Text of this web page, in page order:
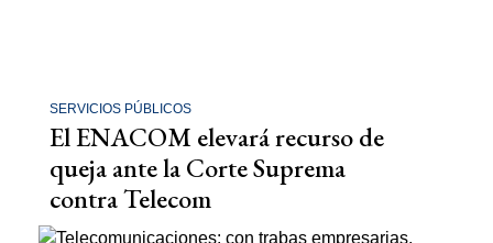
SERVICIOS PÚBLICOS
El ENACOM elevará recurso de
queja ante la Corte Suprema
contra Telecom